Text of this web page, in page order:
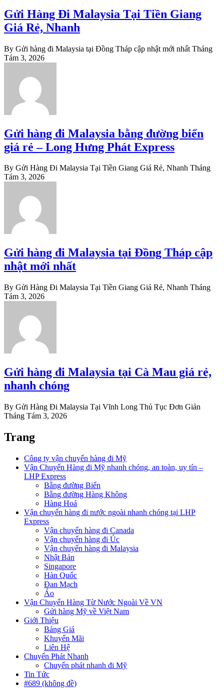
Gửi Hàng Đi Malaysia Tại Tiền Giang
Giá Rẻ, Nhanh
By Gửi hàng đi Malaysia tại Đồng Tháp cập nhật mới nhất Tháng
Tám 3, 2026
Gửi hàng đi Malaysia bằng đường biển
giá rẻ – Long Hưng Phát Express
By Gửi Hàng Đi Malaysia Tại Tiền Giang Giá Rẻ, Nhanh Tháng
Tám 3, 2026
Gửi hàng đi Malaysia tại Đồng Tháp cập
nhật mới nhất
By Gửi Hàng Đi Malaysia Tại Tiền Giang Giá Rẻ, Nhanh Tháng
Tám 3, 2026
Gửi hàng đi Malaysia tại Cà Mau giá rẻ,
nhanh chóng
By Gửi Hàng Đi Malaysia Tại Vĩnh Long Thủ Tục Đơn Giản
Tháng Tám 3, 2026
Trang
Công ty vận chuyển hàng đi Mỹ
Vận Chuyển Hàng đi Mỹ nhanh chóng, an toàn, uy tín –
LHP Express
Bằng đường Biển
Bằng đường Hàng Không
Hàng Hoá
Vận chuyển hàng đi nước ngoài nhanh chóng tại LHP
Express
Vận chuyển hàng đi Canada
Vận chuyển hàng đi Úc
Vận chuyển hàng đi Malaysia
Nhật Bản
Singapore
Hàn Quốc
Đan Mạch
Áo
Vận Chuyển Hàng Từ Nước Ngoài Về VN
Gửi hàng Mỹ về Việt Nam
Giới Thiệu
Bảng Giá
Khuyến Mãi
Liên Hệ
Chuyển Phát Nhanh
Chuyển phát nhanh đi Mỹ
Tin Tức
#689 (không đề)